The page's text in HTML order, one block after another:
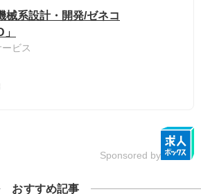
械系設計・開発/ゼネコ
ビス
Sponsored by
おすすめ記事